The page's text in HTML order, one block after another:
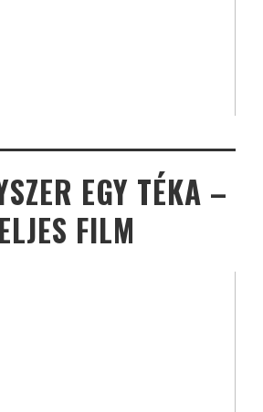
EGY TÉKA –
FILM